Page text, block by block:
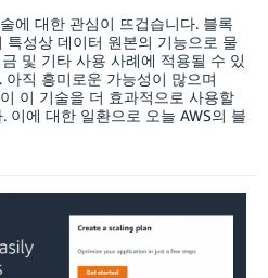
에 대한 관심이 뜨겁습니다. 블록
성상 데이터 원본의 기능으로 물
및 기타 사용 사례에 적용될 수 있
직 흥미로운 가능성이 많으며
이 기술을 더 효과적으로 사용할
이에 대한 일환으로 오늘 AWS의 블